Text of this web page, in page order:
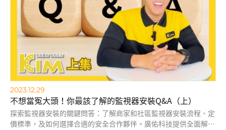
2023.12.29
不想當冤大頭！你最該了解的監視器安裝Q&A（上）
探索監視器安裝的關鍵問答：了解商家和社區監視器安裝流程、定
價標準，及如何選擇合適的安全合作夥伴。廣佑科技提供全面解決